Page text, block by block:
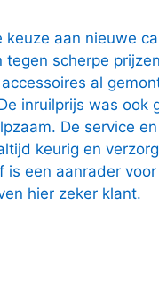
aan nieuwe
scherpe
al
inruilprijs was ook
De service
keurig en
is een aanrader
hier zeker klant.